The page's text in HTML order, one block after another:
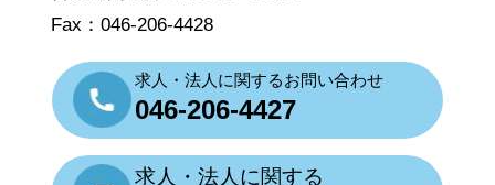
Fax：046-206-4428
求人・法人に関するお問い合わせ
046-206-4427
求人・法人に関する